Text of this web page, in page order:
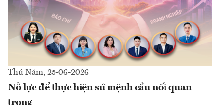
Thứ Năm, 25-06-2026
Nỗ lực để thực hiện sứ mệnh cầu nối quan
trọng